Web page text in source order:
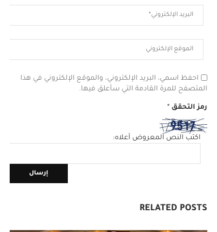
احفظ اسمي، البريد الإلكتروني، والموقع الإلكتروني في هذا
المتصفح للمرة القادمة التي سأعلق فيها.
رمز التحقق *
اكتب النص المعروض أعلاه:
RELATED POSTS